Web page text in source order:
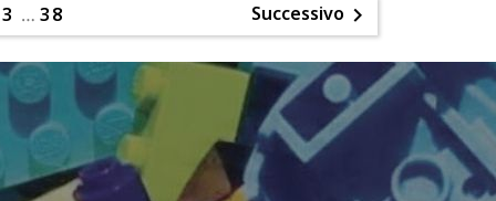
3 … 38 Successivo 